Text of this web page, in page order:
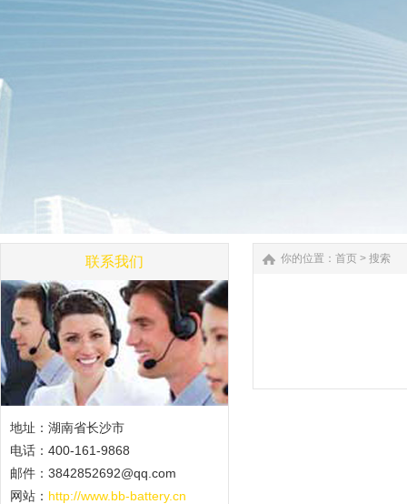
联系我们
地址：湖南省长沙市
电话：400-161-9868
邮件：3842852692@qq.com
网站： http://www.bb-battery.cn
你的位置： 首页 > 搜索